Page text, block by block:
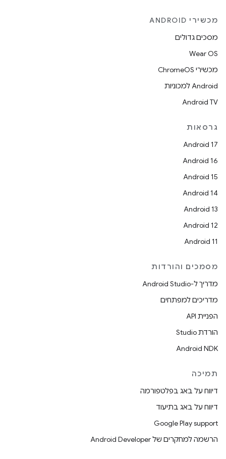
מכשירי ANDROID
מסכים גדולים
Wear OS
מכשירי ChromeOS
Android למכוניות
Android TV
גרסאות
Android 17
Android 16
Android 15
Android 14
Android 13
Android 12
Android 11
מסמכים והורדות
מדריך ל-Android Studio
מדריכים למפתחים
הפניית API
הורדת Studio
Android NDK
תמיכה
דיווח על באג בפלטפורמה
דיווח על באג בתיעוד
Google Play support
הרשמה למחקרים של Android Developer